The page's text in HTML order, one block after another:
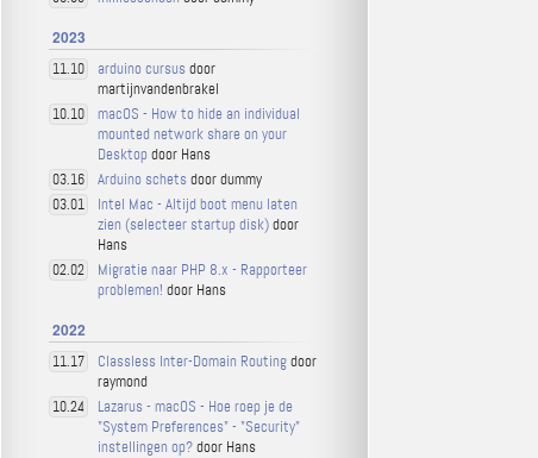
2023
11.10 arduino cursus door
martijnvandenbrakel
10.10
macOS - How to hide an individual
mounted network share on your
Desktop door Hans
03.16 Arduino schets door dummy
03.01
Intel Mac - Altijd boot menu laten
zien (selecteer startup disk)door
Hans
02.02
Migratie naar PHP 8.x - Rapporteer
problemen! door Hans
2022
11.17 Classless Inter-Domain Routingdoor
raymond
10.24
Lazarus - macOS - Hoe roep je de
"System Preferences" - "Security"
instellingen op?door Hans